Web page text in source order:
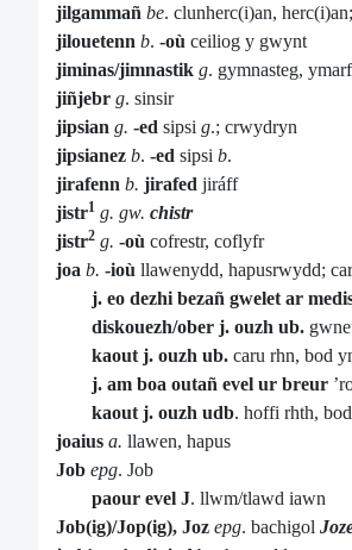
jilgammañ be. clunherc(i)an,
jilouetenn b. -où ceiliog y gwynt
jiminas/jimnastik g. gymnasteg,
jiñjebr g. sinsir
jipsian g. -ed sipsi g.; crwydryn
jipsianez b. -ed sipsi b.
jirafenn b. jirafed jiráff
jistr1 g. gw. chistr
jistr2 g. -où cofrestr, coflyfr
joa b. -ioù llawenydd, hapusrwydd;
j. eo dezhi bezañ gwelet ar
diskouezh/ober j. ouzh ub.
kaout j. ouzh ub. caru rhn, bod
j. am boa outañ evel ur breur
kaout j. ouzh udb. hoffi rhth,
joaius a. llawen, hapus
Job epg. Job
paour evel J. llwm/tlawd iawn
Job(ig)/Jop(ig), Joz epg. bachigol